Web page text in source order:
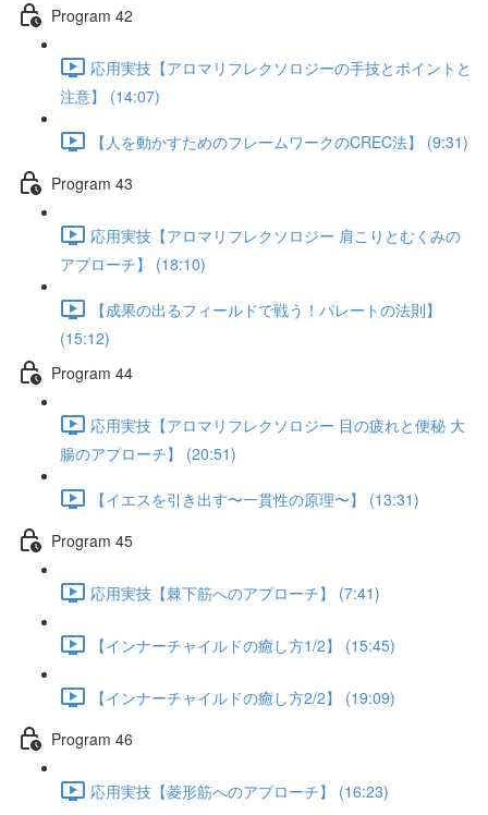
Program 42
応用実技【アロマリフレクソロジーの手技とポイントと
注意】 (14:07)
【人を動かすためのフレームワークのCREC法】 (9:31)
Program 43
応用実技【アロマリフレクソロジー 肩こりとむくみの
アプローチ】 (18:10)
【成果の出るフィールドで戦う！パレートの法則】
(15:12)
Program 44
応用実技【アロマリフレクソロジー 目の疲れと便秘 大
腸のアプローチ】 (20:51)
【イエスを引き出す〜一貫性の原理〜】 (13:31)
Program 45
応用実技【棘下筋へのアプローチ】 (7:41)
【インナーチャイルドの癒し方1/2】 (15:45)
【インナーチャイルドの癒し方2/2】 (19:09)
Program 46
応用実技【菱形筋へのアプローチ】 (16:23)